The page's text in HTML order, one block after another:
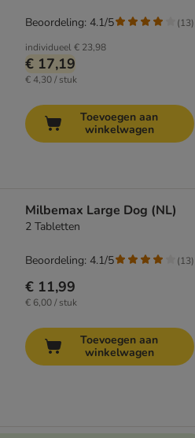
individueel€ 23,98
€ 17,19
€ 4,30 / stuk
Beoordeling: 4.1/5 (13)
Toevoegen aan
winkelwagen
Milbemax Large Dog (NL)
2 Tabletten
€ 11,99
€ 6,00 / stuk
Beoordeling: 4.1/5 (13)
Toevoegen aan
winkelwagen